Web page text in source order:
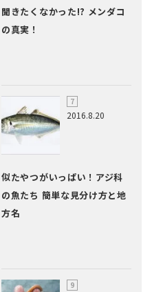
聞きたくなかった!? メンダコ
の真実！
2016.8.20
似たやつがいっぱい！アジ科
の魚たち 簡単な見分け方と地
方名